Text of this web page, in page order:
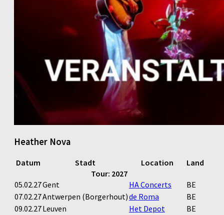
Heather Nova
Datum Stadt Location
Land
Tour: 2027
05.02.27Gent HA Concerts
BE
07.02.27Antwerpen (Borgerhout)de Roma
BE
09.02.27Leuven Het Depot
BE